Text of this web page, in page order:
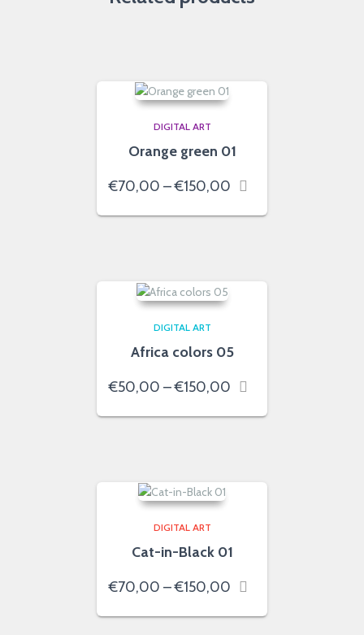
DIGITAL ART
Orange green 01
€70,00 –€150,00 Price
€70,00
DIGITAL ART
Africa colors 05
€50,00 –€150,00 Price
€50,00
DIGITAL ART
Cat-in-Black 01
€70,00 –€150,00 Price
€70,00